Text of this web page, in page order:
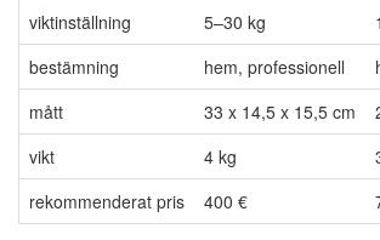
viktinställning
5–30 kg
bestämning
hem, professionell
mått
33 x 14,5 x 15,5 cm
vikt
4 kg
rekommenderat pris
400 €